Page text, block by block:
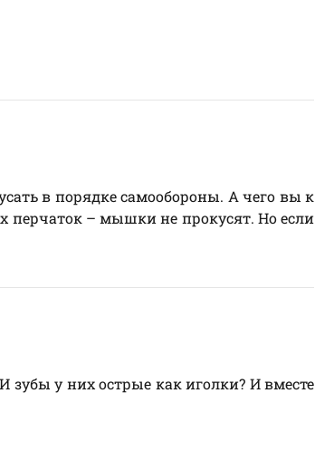
в порядке самообороны. А чего вы к
перчаток – мышки не прокусят. Но если
зубы у них острые как иголки? И вместе